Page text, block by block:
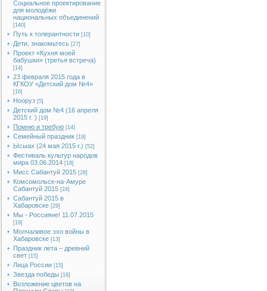
Социальное проектирование
для молодёжи
национальных объединений
[140]
Путь к толерантности [10]
Дети, знакомьтесь [27]
Проект «Кухня моей
бабушки» (третья встреча)
[14]
23 февраля 2015 года в
КГКОУ «Детский дом №4»
[16]
Нооруз [5]
Детский дом №4 (16 апреля
2015 г. ) [19]
Помню и требую [14]
Семейный праздник [19]
Ысыах (24 мая 2015 г.) [52]
Фестиваль культур народов
мира 03.06.2014 [18]
Мисс Сабантуй 2015 [28]
Комсомольск-на-Амуре
Сабантуй 2015 [24]
Сабантуй 2015 в
Хабаровске [29]
Мы - Россияне! 11.07.2015
[19]
Молчаливое эхо войны в
Хабаровске [13]
Праздник лета – древний
свет [15]
Лица России [15]
Звезда победы [18]
Возложение цветов на